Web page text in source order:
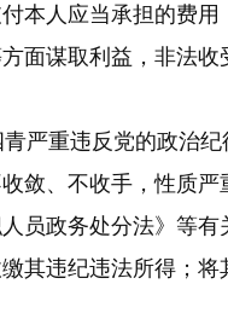
本人应当承担的费
面谋取利益，非法收
严重违反党的政治
敛、不收手，性质
员政务处分法》等
其违纪违法所得；将